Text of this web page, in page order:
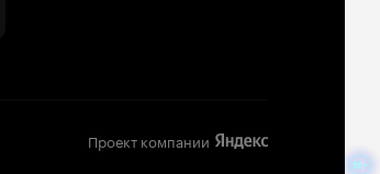
Проект компании